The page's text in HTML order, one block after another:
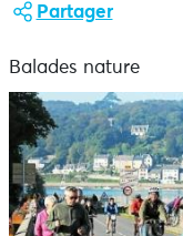
Partager
Balades nature